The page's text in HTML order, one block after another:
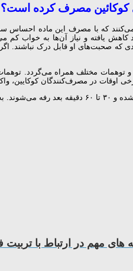
کوکائین مصرف کرده است؟
می‌کنند که با مصرف این ماده
کاهش یافته و نیاز آن‌ها به خواب
که صحبت‌های او قابل درک نباشند.
و توهمات مختلف همراه می‌گردد.
اوقات در مصرف‌کنندگان
یا محل کار خارج شوند (
مهم در ارتباط با تربیت